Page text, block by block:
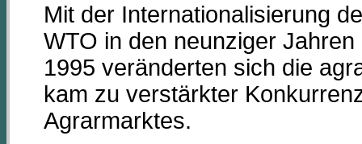
Mit der Internationalisierung
WTO in den neunziger
1995 veränderten sich die
kam zu verstärkter
Agrarmarktes.